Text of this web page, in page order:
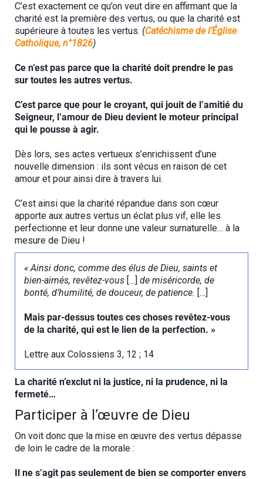
C’est exactement ce qu’on veut dire en affirmant que la
charité est la première des vertus, ou que la charité est
supérieure à toutes les vertus. (Catéchisme de l’Église
Catholique, n°1826)
Ce n’est pas parce que la charité doit prendre le pas
sur toutes les autres vertus.
C’est parce que pour le croyant, qui jouit de l’amitié du
Seigneur, l’amour de Dieu devient le moteur principal
qui le pousse à agir.
Dès lors, ses actes vertueux s’enrichissent d’une
nouvelle dimension : ils sont vécus en raison de cet
amour et pour ainsi dire à travers lui.
C’est ainsi que la charité répandue dans son cœur
apporte aux autres vertus un éclat plus vif, elle les
perfectionne et leur donne une valeur surnaturelle… à la
mesure de Dieu !
« Ainsi donc, comme des élus de Dieu, saints et
bien-aimés, revêtez-vous […] de miséricorde, de
bonté, d’humilité, de douceur, de patience. […]
Mais par-dessus toutes ces choses revêtez-vous
de la charité, qui est le lien de la perfection. »
Lettre aux Colossiens 3, 12 ; 14
La charité n’exclut ni la justice, ni la prudence, ni la
fermeté…
Participer à l’œuvre de Dieu
On voit donc que la mise en œuvre des vertus dépasse
de loin le cadre de la morale :
Il ne s’agit pas seulement de bien se comporter envers